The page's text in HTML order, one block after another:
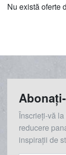
Nu există oferte
Înscrieți-vă
reducere
inspirații de